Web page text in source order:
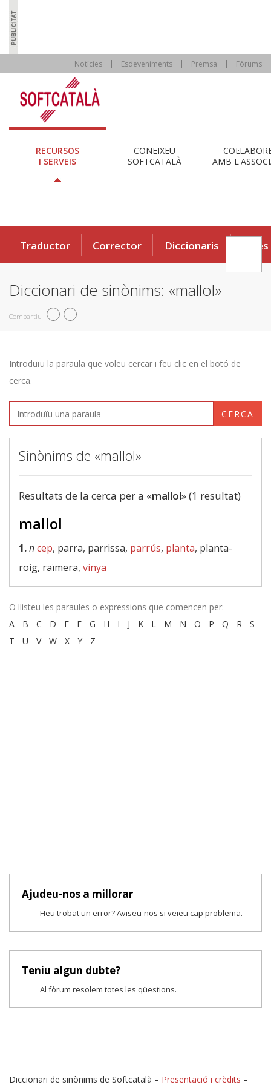
Notícies Esdeveniments Premsa Fòrums
RECURSOS
I SERVEIS
CONEIXEU
SOFTCATALÀ
AMB
Traductor Corrector Diccionaris Eines
Diccionari de sinònims: «mallol»
Compartiu
Introduïu la paraula que voleu cercar i feu clic en el botó de
cerca.
CERCA
Sinònims de «mallol»
Resultats de la cerca per a «mallol» (1 resultat)
mallol
1.ncep, parra, parrissa, parrús, planta, planta-
roig, raïmera, vinya
O llisteu les paraules o expressions que comencen per:
A - B - C - D - E - F - G - H - I - J - K - L - M - N - O - P - Q - R - S -
T - U - V- W - X - Y - Z
Ajudeu-nos a millorar
Heu trobat un error? Aviseu-nos si veieu cap problema.
Teniu algun dubte?
Al fòrum resolem totes les qüestions.
Diccionari de sinònims de Softcatalà – Presentació i crèdits –